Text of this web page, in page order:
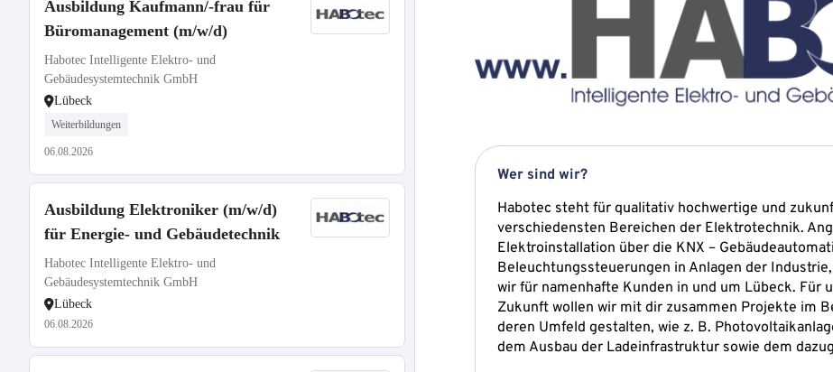
Ausbildung Kaufmann/-frau für
Büromanagement (m/w/d)
Habotec Intelligente Elektro- und
Gebäudesystemtechnik GmbH
Lübeck
Weiterbildungen
06.08.2026
Ausbildung Elektroniker (m/w/d)
für Energie- und Gebäudetechnik
Habotec Intelligente Elektro- und
Gebäudesystemtechnik GmbH
Lübeck
06.08.2026